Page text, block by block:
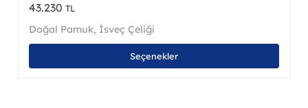
43.230 TL
Doğal Pamuk, İsveç Çeliği
Seçenekler
ürünün